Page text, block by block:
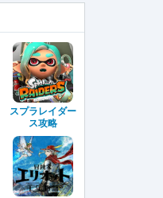
スプラレイダー
ス攻略